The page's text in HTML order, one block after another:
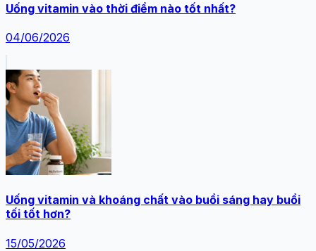
Uống vitamin vào thời điểm nào tốt nhất?
04/06/2026
Uống vitamin và khoáng chất vào buổi sáng hay buổi
tối tốt hơn?
15/05/2026